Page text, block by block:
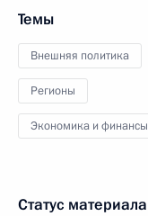
Темы
Внешняя политика
Регионы
Экономика и финансы
Статус материала